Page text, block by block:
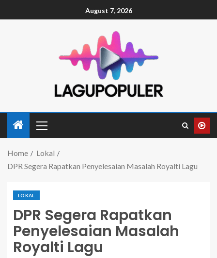
August 7, 2026
Home
Lokal
DPR Segera Rapatkan Penyelesaian Masalah Royalti Lagu
LOKAL
DPR Segera Rapatkan
Penyelesaian Masalah
Royalti Lagu